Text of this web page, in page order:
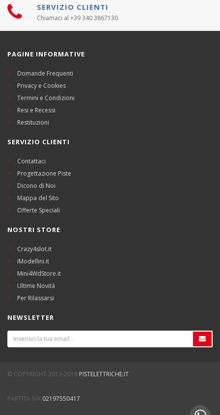
SERVIZIO CLIENTI
Chiamaci al +39 340 3867130
PAGINE INFORMATIVE
Domande Frequenti
Privacy e Cookies
Termini e Condizioni
Resi e Recessi
Restituzioni
SERVIZIO CLIENTI
Contattaci
Progettazione Piste
Dicono di Noi
Mappa del Sito
Offerte Speciali
NOSTRI STORE
Crazy4slot.it
iModellini.it
Mini4WdStore.it
Ultime Novità
Per Rilassarsi
NEWSLETTER
© COPYRIGHT 2013-2018 PISTELETTRICHE.IT
PARTITA IVA 02197550417